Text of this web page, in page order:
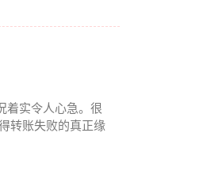
着实令人心急。很
转账失败的真正缘